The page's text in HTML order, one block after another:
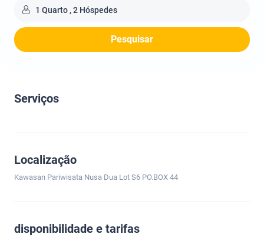
1 Quarto , 2 Hóspedes
Pesquisar
Serviços
Localização
Kawasan Pariwisata Nusa Dua Lot S6 PO.BOX 44
disponibilidade e tarifas